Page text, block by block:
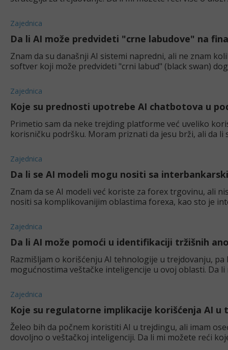
Zajednica
Da li AI može predvideti "crne labudove" na
Znam da su današnji AI sistemi napredni, ali ne znam
softver koji može predvideti "crni labud" (black swan)
Zajednica
Koje su prednosti upotrebe AI chatbotova u
Primetio sam da neke trejding platforme već uveliko
korisničku podršku. Moram priznati da jesu brži, ali da li
Zajednica
Da li se AI modeli mogu nositi sa
Znam da se AI modeli već koriste za forex trgovinu, ali
nositi sa komplikovanijim oblastima forexa, kao sto je
Zajednica
Da li AI može pomoći u identifikaciji tržišnih
Razmišljam o korišćenju AI tehnologije u trejdovanju, pa
mogućnostima veštačke inteligencije u ovoj oblasti. Da li
Zajednica
Koje su regulatorne implikacije korišćenja AI u
Želeo bih da počnem koristiti AI u trejdingu, ali imam
dovoljno o veštačkoj inteligenciji. Da li mi možete reći